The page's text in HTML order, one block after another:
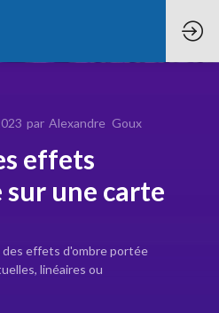
par Alexandre Goux
effets
une carte
effets d'ombre portée
linéaires ou